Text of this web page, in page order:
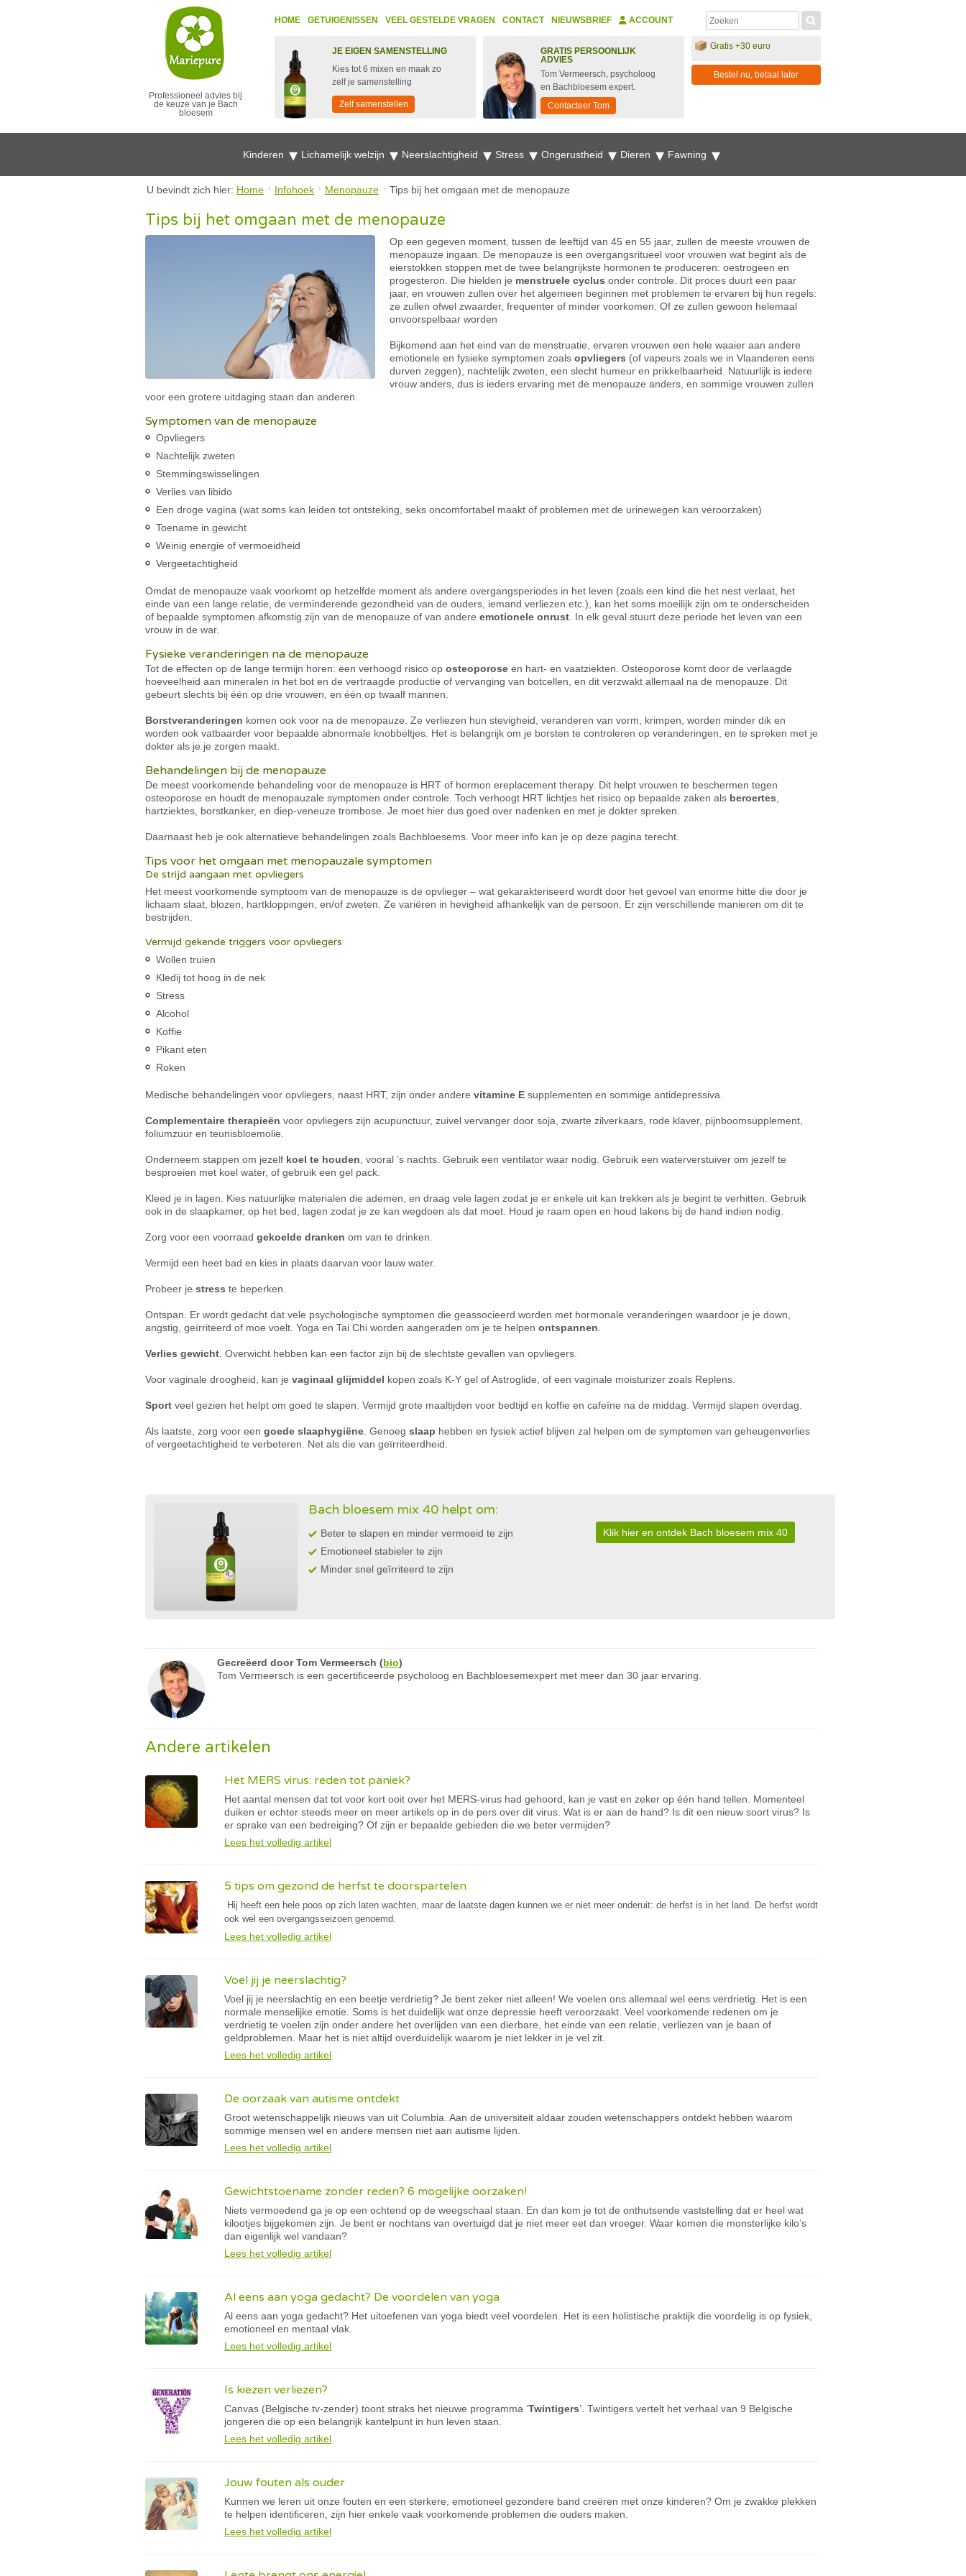
Professioneel advies bij
de keuze van je Bach
bloesem
HOME GETUIGENISSEN VEEL GESTELDE VRAGEN CONTACT NIEUWSBRIEF ACCOUNT
JE EIGEN SAMENSTELLING
Kies tot 6 mixen en maak zo
zelf je samenstelling
Zelf samenstellen
GRATIS PERSOONLIJK
ADVIES
Tom Vermeersch, psycholoog
en Bachbloesem expert.
Contacteer Tom
Gratis +30 euro
Bestel nu, betaal later
Kinderen Lichamelijk welzijn Neerslachtigheid Stress Ongerustheid Dieren Fawning
U bevindt zich hier: Home Infohoek Menopauze Tips bij het omgaan met de menopauze
Tips bij het omgaan met de menopauze
Op een gegeven moment, tussen de leeftijd van 45 en 55 jaar, zullen de meeste vrouwen de
menopauze ingaan. De menopauze is een overgangsritueel voor vrouwen wat begint als de
eierstokken stoppen met de twee belangrijkste hormonen te produceren: oestrogeen en
progesteron. Die hielden je menstruele cyclus onder controle. Dit proces duurt een paar
jaar, en vrouwen zullen over het algemeen beginnen met problemen te ervaren bij hun regels:
ze zullen ofwel zwaarder, frequenter of minder voorkomen. Of ze zullen gewoon helemaal
onvoorspelbaar worden
Bijkomend aan het eind van de menstruatie, ervaren vrouwen een hele waaier aan andere
emotionele en fysieke symptomen zoals opvliegers (of vapeurs zoals we in Vlaanderen eens
durven zeggen), nachtelijk zweten, een slecht humeur en prikkelbaarheid. Natuurlijk is iedere
vrouw anders, dus is ieders ervaring met de menopauze anders, en sommige vrouwen zullen
voor een grotere uitdaging staan dan anderen.
Symptomen van de menopauze
Opvliegers
Nachtelijk zweten
Stemmingswisselingen
Verlies van libido
Een droge vagina (wat soms kan leiden tot ontsteking, seks oncomfortabel maakt of problemen met de urinewegen kan veroorzaken)
Toename in gewicht
Weinig energie of vermoeidheid
Vergeetachtigheid
Omdat de menopauze vaak voorkomt op hetzelfde moment als andere overgangsperiodes in het leven (zoals een kind die het nest verlaat, het
einde van een lange relatie, de verminderende gezondheid van de ouders, iemand verliezen etc.), kan het soms moeilijk zijn om te onderscheiden
of bepaalde symptomen afkomstig zijn van de menopauze of van andere emotionele onrust . In elk geval stuurt deze periode het leven van een
vrouw in de war.
Fysieke veranderingen na de menopauze
Tot de effecten op de lange termijn horen: een verhoogd risico op osteoporose en hart- en vaatziekten. Osteoporose komt door de verlaagde
hoeveelheid aan mineralen in het bot en de vertraagde productie of vervanging van botcellen, en dit verzwakt allemaal na de menopauze. Dit
gebeurt slechts bij één op drie vrouwen, en één op twaalf mannen.
Borstveranderingen komen ook voor na de menopauze. Ze verliezen hun stevigheid, veranderen van vorm, krimpen, worden minder dik en
worden ook vatbaarder voor bepaalde abnormale knobbeltjes. Het is belangrijk om je borsten te controleren op veranderingen, en te spreken met je
dokter als je je zorgen maakt.
Behandelingen bij de menopauze
De meest voorkomende behandeling voor de menopauze is HRT of hormon ereplacement therapy. Dit helpt vrouwen te beschermen tegen
osteoporose en houdt de menopauzale symptomen onder controle. Toch verhoogt HRT lichtjes het risico op bepaalde zaken als beroertes
hartziektes, borstkanker, en diep-veneuze trombose. Je moet hier dus goed over nadenken en met je dokter spreken.
Daarnaast heb je ook alternatieve behandelingen zoals Bachbloesems. Voor meer info kan je op deze pagina terecht.
Tips voor het omgaan met menopauzale symptomen
De strijd aangaan met opvliegers
Het meest voorkomende symptoom van de menopauze is de opvlieger – wat gekarakteriseerd wordt door het gevoel van enorme hitte die door je
lichaam slaat, blozen, hartkloppingen, en/of zweten. Ze variëren in hevigheid afhankelijk van de persoon. Er zijn verschillende manieren om dit te
bestrijden.
Vermijd gekende triggers voor opvliegers
Wollen truien
Kledij tot hoog in de nek
Stress
Alcohol
Koffie
Pikant eten
Roken
Medische behandelingen voor opvliegers, naast HRT, zijn onder andere vitamine E supplementen en sommige antidepressiva.
Complementaire therapieën voor opvliegers zijn acupunctuur, zuivel vervanger door soja, zwarte zilverkaars, rode klaver, pijnboomsupplement,
foliumzuur en teunisbloemolie.
Onderneem stappen om jezelf koel te houden , vooral ’s nachts. Gebruik een ventilator waar nodig. Gebruik een waterverstuiver om jezelf te
besproeien met koel water, of gebruik een gel pack.
Kleed je in lagen. Kies natuurlijke materialen die ademen, en draag vele lagen zodat je er enkele uit kan trekken als je begint te verhitten. Gebruik
ook in de slaapkamer, op het bed, lagen zodat je ze kan wegdoen als dat moet. Houd je raam open en houd lakens bij de hand indien nodig.
Zorg voor een voorraad gekoelde dranken om van te drinken.
Vermijd een heet bad en kies in plaats daarvan voor lauw water.
Probeer je stress te beperken.
Ontspan. Er wordt gedacht dat vele psychologische symptomen die geassocieerd worden met hormonale veranderingen waardoor je je down,
angstig, geïrriteerd of moe voelt. Yoga en Tai Chi worden aangeraden om je te helpen ontspannen
Verlies gewicht . Overwicht hebben kan een factor zijn bij de slechtste gevallen van opvliegers.
Voor vaginale droogheid, kan je vaginaal glijmiddel kopen zoals K-Y gel of Astroglide, of een vaginale moisturizer zoals Replens.
Sport veel gezien het helpt om goed te slapen. Vermijd grote maaltijden voor bedtijd en koffie en cafeïne na de middag. Vermijd slapen overdag.
Als laatste, zorg voor een goede slaaphygiëne . Genoeg slaap hebben en fysiek actief blijven zal helpen om de symptomen van geheugenverlies
of vergeetachtigheid te verbeteren. Net als die van geïrriteerdheid.
Bach bloesem mix 40 helpt om:
Beter te slapen en minder vermoeid te zijn
Emotioneel stabieler te zijn
Minder snel geïrriteerd te zijn
Klik hier en ontdek Bach bloesem mix 40
Gecreëerd doorTom Vermeersch (bio)
Tom Vermeersch is een gecertificeerde psycholoog en Bachbloesemexpert met meer dan 30 jaar ervaring.
Andere artikelen
Het MERS virus: reden tot paniek?
Het aantal mensen dat tot voor kort ooit over het MERS-virus had gehoord, kan je vast en zeker op één hand tellen. Momenteel
duiken er echter steeds meer en meer artikels op in de pers over dit virus. Wat is er aan de hand? Is dit een nieuw soort virus? Is
er sprake van een bedreiging? Of zijn er bepaalde gebieden die we beter vermijden?
Lees het volledig artikel
5 tips om gezond de herfst te doorspartelen
Hij heeft een hele poos op zich laten wachten, maar de laatste dagen kunnen we er niet meer onderuit: de herfst is in het land. De herfst wordt
ook wel een overgangsseizoen genoemd.
Lees het volledig artikel
Voel jij je neerslachtig?
Voel jij je neerslachtig en een beetje verdrietig? Je bent zeker niet alleen! We voelen ons allemaal wel eens verdrietig. Het is een
normale menselijke emotie. Soms is het duidelijk wat onze depressie heeft veroorzaakt. Veel voorkomende redenen om je
verdrietig te voelen zijn onder andere het overlijden van een dierbare, het einde van een relatie, verliezen van je baan of
geldproblemen. Maar het is niet altijd overduidelijk waarom je niet lekker in je vel zit.
Lees het volledig artikel
De oorzaak van autisme ontdekt
Groot wetenschappelijk nieuws van uit Columbia. Aan de universiteit aldaar zouden wetenschappers ontdekt hebben waarom
sommige mensen wel en andere mensen niet aan autisme lijden.
Lees het volledig artikel
Gewichtstoename zonder reden? 6 mogelijke oorzaken!
Niets vermoedend ga je op een ochtend op de weegschaal staan. En dan kom je tot de onthutsende vaststelling dat er heel wat
kilootjes bijgekomen zijn. Je bent er nochtans van overtuigd dat je niet meer eet dan vroeger. Waar komen die monsterlijke kilo’s
dan eigenlijk wel vandaan?
Lees het volledig artikel
Al eens aan yoga gedacht? De voordelen van yoga
Al eens aan yoga gedacht? Het uitoefenen van yoga biedt veel voordelen. Het is een holistische praktijk die voordelig is op fysiek,
emotioneel en mentaal vlak.
Lees het volledig artikel
Is kiezen verliezen?
Canvas (Belgische tv-zender) toont straks het nieuwe programma ‘Twintigers’. Twintigers vertelt het verhaal van 9 Belgische
jongeren die op een belangrijk kantelpunt in hun leven staan.
Lees het volledig artikel
Jouw fouten als ouder
Kunnen we leren uit onze fouten en een sterkere, emotioneel gezondere band creëren met onze kinderen? Om je zwakke plekken
te helpen identificeren, zijn hier enkele vaak voorkomende problemen die ouders maken.
Lees het volledig artikel